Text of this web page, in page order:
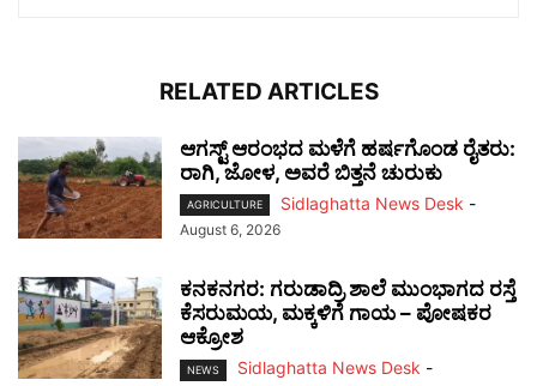
RELATED ARTICLES
ಆಗಸ್ಟ್ ಆರಂಭದ ಮಳೆಗೆ ಹರ್ಷಗೊಂಡ ರೈತರು:
ರಾಗಿ, ಜೋಳ, ಅವರೆ ಬಿತ್ತನೆ ಚುರುಕು
AGRICULTURE Sidlaghatta News Desk -
August 6, 2026
ಕನಕನಗರ: ಗರುಡಾದ್ರಿ ಶಾಲೆ ಮುಂಭಾಗದ ರಸ್ತೆ
ಕೆಸರುಮಯ, ಮಕ್ಕಳಿಗೆ ಗಾಯ – ಪೋಷಕರ
ಆಕ್ರೋಶ
NEWS Sidlaghatta News Desk -